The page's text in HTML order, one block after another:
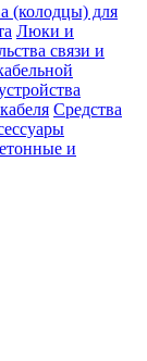
(колодцы) для
Люки и
связи и
Средства
и